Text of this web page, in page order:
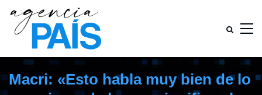
Macri: «Esto habla muy bien de lo